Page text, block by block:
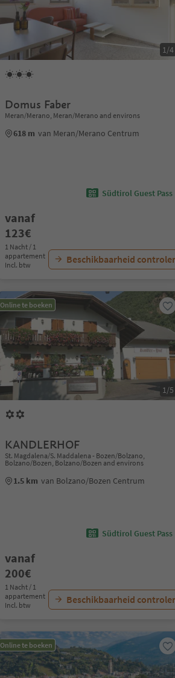
1/4
Domus Faber
Meran/Merano, Meran/Merano and environs
618 m van Meran/Merano Centrum
Südtirol Guest Pass
vanaf
123€
1 Nacht / 1
appartement
Incl. btw
Beschikbaarheid
Online te boeken
1/5
KANDLERHOF
St. Magdalena/S. Maddalena - Bozen/Bolzano,
Bolzano/Bozen, Bolzano/Bozen and environs
1.5 km van Bolzano/Bozen Centrum
Südtirol Guest Pass
vanaf
200€
1 Nacht / 1
appartement
Incl. btw
Beschikbaarheid
Online te boeken